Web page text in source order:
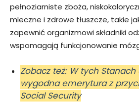
pełnoziarniste zboża,
mleczne i zdrowe tłuszcze, takie
zapewnić organizmowi składniki
wspomagają funkcjonowanie
Zobacz też: W tych Stanach
wygodna emerytura z
Social Security